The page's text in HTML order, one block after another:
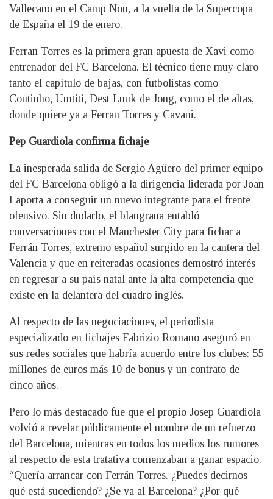
Vallecano en el Camp Nou, a la vuelta de la Supercopa
de España el 19 de enero.
Ferran Torres es la primera gran apuesta de Xavi como
entrenador del FC Barcelona. El técnico tiene muy claro
tanto el capítulo de bajas, con futbolistas como
Coutinho, Umtiti, Dest Luuk de Jong, como el de altas,
donde quiere ya a Ferran Torres y Cavani.
Pep Guardiola confirma fichaje
La inesperada salida de Sergio Agüero del primer equipo
del FC Barcelona obligó a la dirigencia liderada por Joan
Laporta a conseguir un nuevo integrante para el frente
ofensivo. Sin dudarlo, el blaugrana entabló
conversaciones con el Manchester City para fichar a
Ferrán Torres, extremo español surgido en la cantera del
Valencia y que en reiteradas ocasiones demostró interés
en regresar a su país natal ante la alta competencia que
existe en la delantera del cuadro inglés.
Al respecto de las negociaciones, el periodista
especializado en fichajes Fabrizio Romano aseguró en
sus redes sociales que habría acuerdo entre los clubes: 55
millones de euros más 10 de bonus y un contrato de
cinco años.
Pero lo más destacado fue que el propio Josep Guardiola
volvió a revelar públicamente el nombre de un refuerzo
del Barcelona, mientras en todos los medios los rumores
al respecto de esta tratativa comenzaban a ganar espacio.
“Quería arrancar con Ferrán Torres. ¿Puedes decirnos
qué está sucediendo? ¿Se va al Barcelona? ¿Por qué